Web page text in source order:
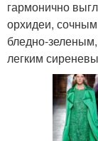
гармонично
орхидеи,
бледно-
легким